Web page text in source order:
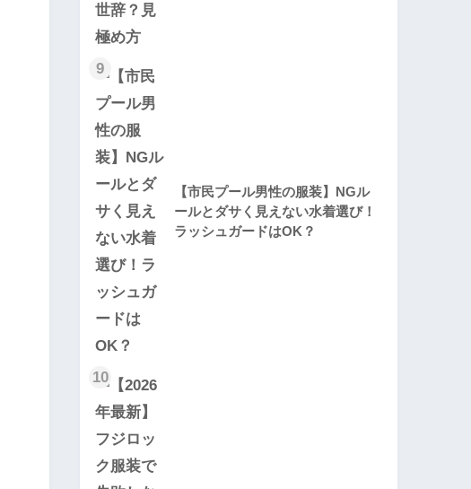
9
【市民プール男性の服装】NGル
ールとダサく見えない水着選び！
ラッシュガードはOK？
10